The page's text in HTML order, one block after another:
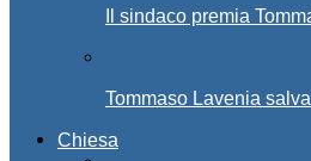
Il sindaco premia
Tommaso Lavenia
Chiesa